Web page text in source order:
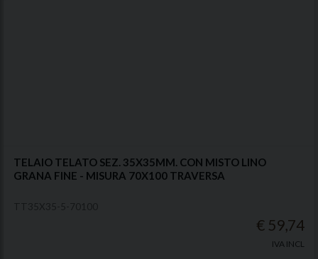
TELAIO TELATO SEZ. 35X35MM. CON MISTO LINO
GRANA FINE - MISURA 70X100 TRAVERSA
€ 59,74
IVA INCL